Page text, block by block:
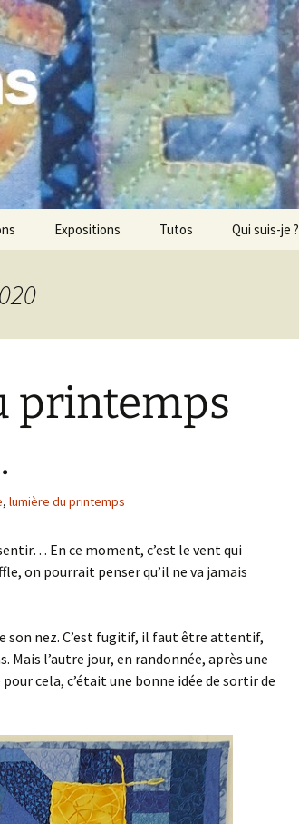
Expositions Tutos Qui suis-je ?
printemps
, lumière du printemps
En ce moment, c’est le vent qui
on pourrait penser qu’il ne va jamais
nez. C’est fugitif, il faut être attentif,
l’autre jour, en randonnée, après une
cela, c’était une bonne idée de sortir de